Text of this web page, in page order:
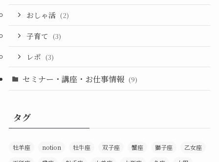
おしゃ活 (2)
子育て (3)
レポ (3)
セミナー・講座・お仕事情報 (9)
タグ
牡羊座 notion 牡牛座 双子座 蟹座 獅子座
乙女座